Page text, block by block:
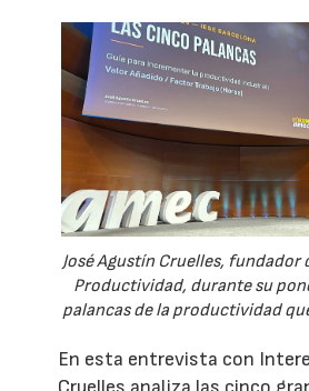
José Agustín Cruelles,
Productividad, durante su
palancas de la productividad
En esta entrevista con